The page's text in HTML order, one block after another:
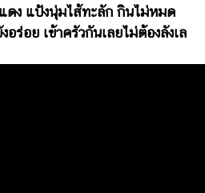
ดง แป้งนุ่มไส้ทะลัก กินไม่หมด
ร่อย เข้าครัวกันเลยไม่ต้องลังเล